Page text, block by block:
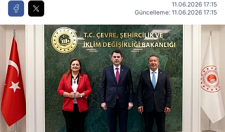
11.06.2026 17:15
Güncelleme: 11.06.2026 17:15